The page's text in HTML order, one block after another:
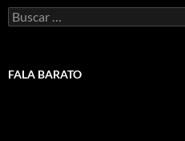
Buscar:
FALA BARATO